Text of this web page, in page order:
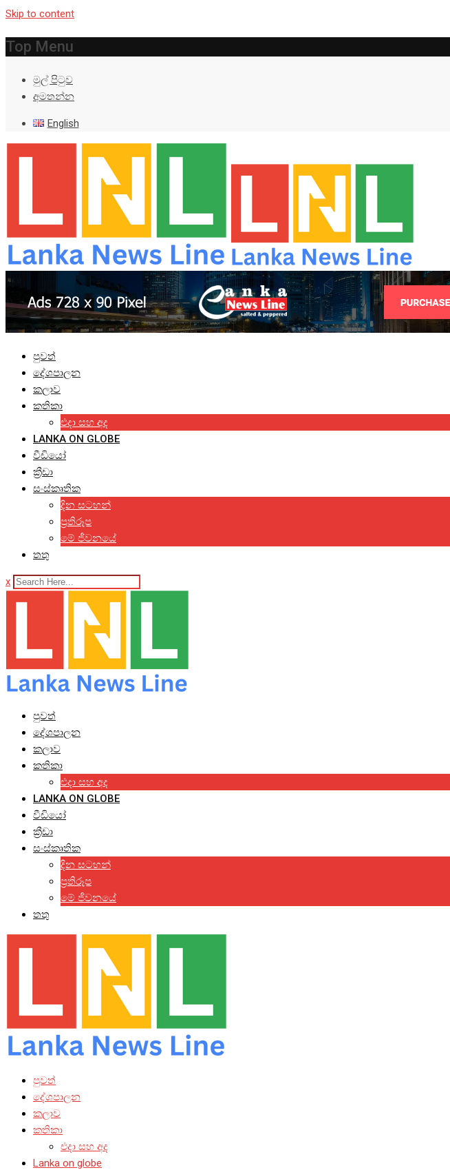
Skip to content
Top Menu
මුල් පිටුව
අමතන්න
English
පුවත්
දේශපාලන
කලාව
කතිකා
එදා සහ අද
LANKA ON GLOBE
වීඩියෝ
ක්‍රීඩා
සංස්කෘතික
දින සටහන්
ප්‍රතිරූප
මේ ජීවනයේ
තතු
x
පුවත්
දේශපාලන
කලාව
කතිකා
එදා සහ අද
LANKA ON GLOBE
වීඩියෝ
ක්‍රීඩා
සංස්කෘතික
දින සටහන්
ප්‍රතිරූප
මේ ජීවනයේ
තතු
පුවත්
දේශපාලන
කලාව
කතිකා
එදා සහ අද
Lanka on globe